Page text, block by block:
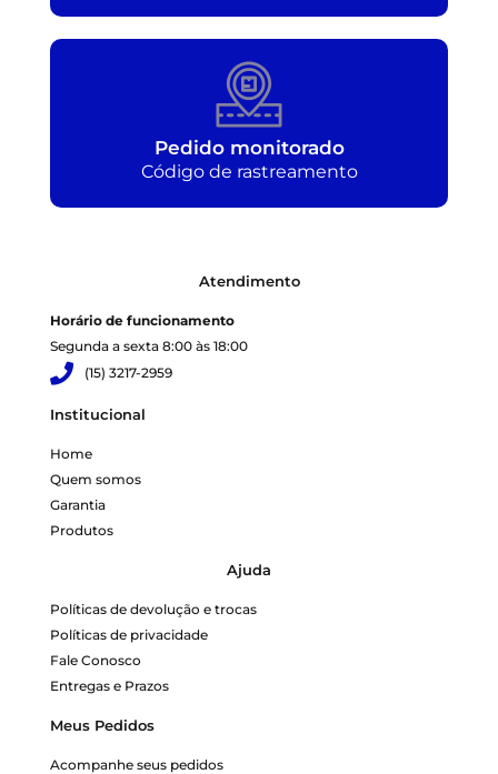
Pedido monitorado
Código de rastreamento
Atendimento
Horário de funcionamento
Segunda a sexta 8:00 às 18:00
(15) 3217-2959
Institucional
Home
Quem somos
Garantia
Produtos
Ajuda
Políticas de devolução e trocas
Políticas de privacidade
Fale Conosco
Entregas e Prazos
Meus Pedidos
Acompanhe seus pedidos